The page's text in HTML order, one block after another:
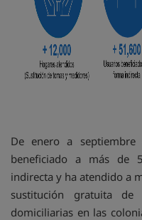
De enero a
beneficiado a más de
indirecta y ha atendido a
sustitución gratuita
domiciliarias en las